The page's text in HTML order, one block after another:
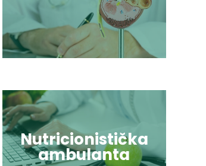
Nutricionistička
ambulanta